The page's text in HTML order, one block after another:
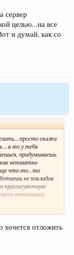
сервер
целью...на все
и думай, как со
скажи
то у тебя
придумываешь
непонятно
что-то...то
не покладая
потихоньку.
ты
отложить